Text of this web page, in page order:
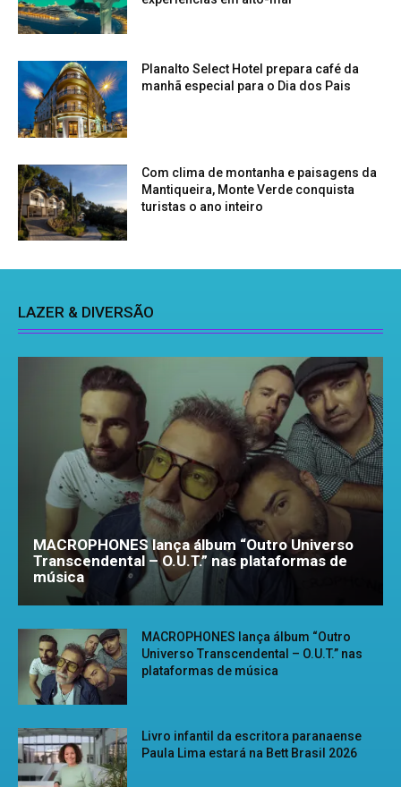
Planalto Select Hotel prepara café da
manhã especial para o Dia dos Pais
Com clima de montanha e paisagens da
Mantiqueira, Monte Verde conquista
turistas o ano inteiro
LAZER & DIVERSÃO
MACROPHONES lança álbum “Outro Universo
Transcendental – O.U.T.” nas plataformas de
música
MACROPHONES lança álbum “Outro
Universo Transcendental – O.U.T.” nas
plataformas de música
Livro infantil da escritora paranaense
Paula Lima estará na Bett Brasil 2026